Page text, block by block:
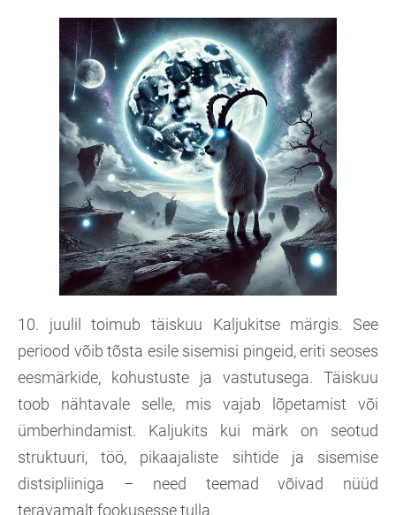
10. juulil toimub täiskuu Kaljukitse märgis. See
periood võib tõsta esile sisemisi pingeid, eriti seoses
eesmärkide, kohustuste ja vastutusega. Täiskuu
toob nähtavale selle, mis vajab lõpetamist või
ümberhindamist. Kaljukits kui märk on seotud
struktuuri, töö, pikaajaliste sihtide ja sisemise
distsipliiniga – need teemad võivad nüüd
teravamalt fookusesse tulla.